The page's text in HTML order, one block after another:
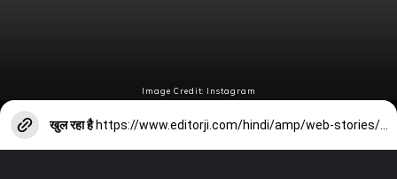
Image Credit: Instagram
खुल रहा है https://www.editorji.com/hindi/amp/web-stories/entertainment/ott-releases-this-week-these-films-will-knock-from-missing-ladies--1714121875665